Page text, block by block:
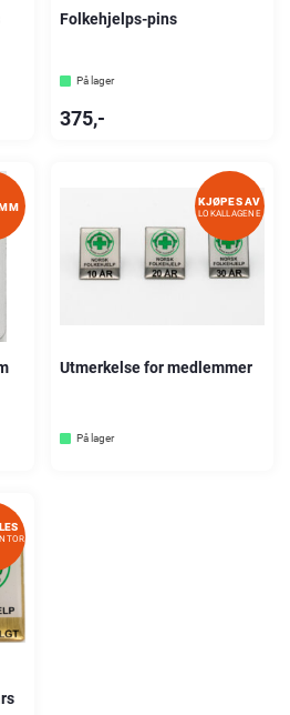
Folkehjelps-pins
På lager
375,-
KJØPES AV
LOKALLAGENE
Utmerkelse for medlemmer
På lager